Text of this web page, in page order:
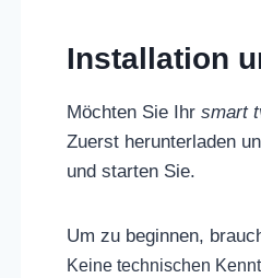
Installation
Möchten Sie Ihr smart
Zuerst herunterladen
und starten Sie.
Um zu beginnen,
Keine technischen